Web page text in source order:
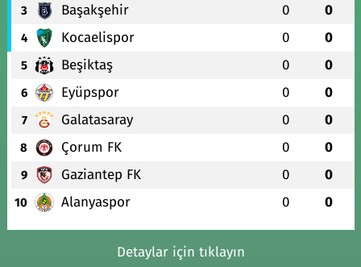
3 Başakşehir 0 0
4 Kocaelispor 0 0
5 Beşiktaş 0 0
6 Eyüpspor 0 0
7 Galatasaray 0 0
8 Çorum FK 0 0
9 Gaziantep FK 0 0
10 Alanyaspor 0 0
Detaylar için tıklayın